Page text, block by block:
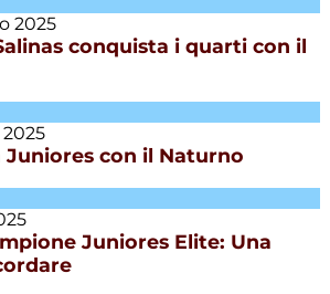
2025
conquista i quarti con il
Juniores con il Naturno
Juniores Elite: Una